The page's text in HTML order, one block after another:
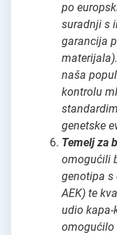
po
suradnji s
garancija
naša
kontrolu
genetske
Temelj za
omogućili
genotipa s
AEK) te
udio
omogućilo